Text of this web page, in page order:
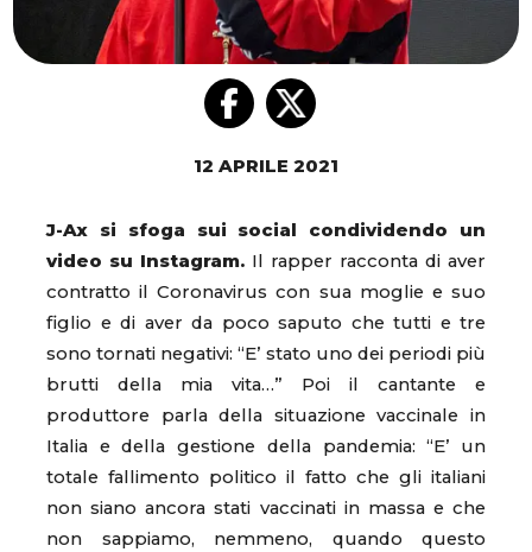
12 APRILE 2021
J-Ax si sfoga sui social condividendo un
video su Instagram. Il rapper racconta di aver
contratto il Coronavirus con sua moglie e suo
figlio e di aver da poco saputo che tutti e tre
sono tornati negativi: “E’ stato uno dei periodi più
brutti della mia vita…” Poi il cantante e
produttore parla della situazione vaccinale in
Italia e della gestione della pandemia: “E’ un
totale fallimento politico il fatto che gli italiani
non siano ancora stati vaccinati in massa e che
non sappiamo, nemmeno, quando questo